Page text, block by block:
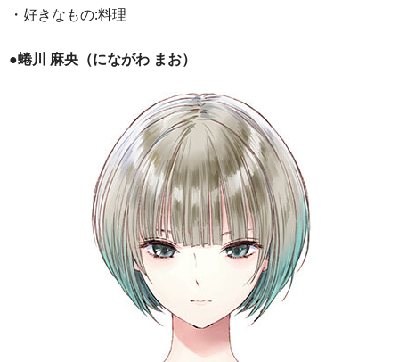
・好きなもの:料理
●蜷川 麻央（にながわ まお）